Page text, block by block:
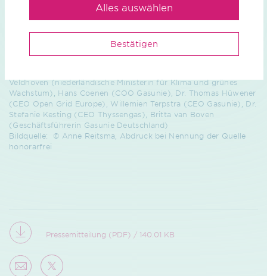
Grenzübergangspunkt Zevenaar-Elten, um das niederländische
mit dem deutschen Wasserstoffnetz zu verbinden. v. l. n. r.:
Veldhoven (niederländische Ministerin für Klima und grünes
Wachstum), Hans Coenen (COO Gasunie), Dr. Thomas Hüwener
(CEO Open Grid Europe), Willemien Terpstra (CEO Gasunie), Dr.
Stefanie Kesting (CEO Thyssengas), Britta van Boven
(Geschäftsführerin Gasunie Deutschland)
Bildquelle: © Anne Reitsma, Abdruck bei Nennung der Quelle
honorarfrei
Pressemitteilung (PDF) / 140.01 KB
Bestätigen
Alles auswählen